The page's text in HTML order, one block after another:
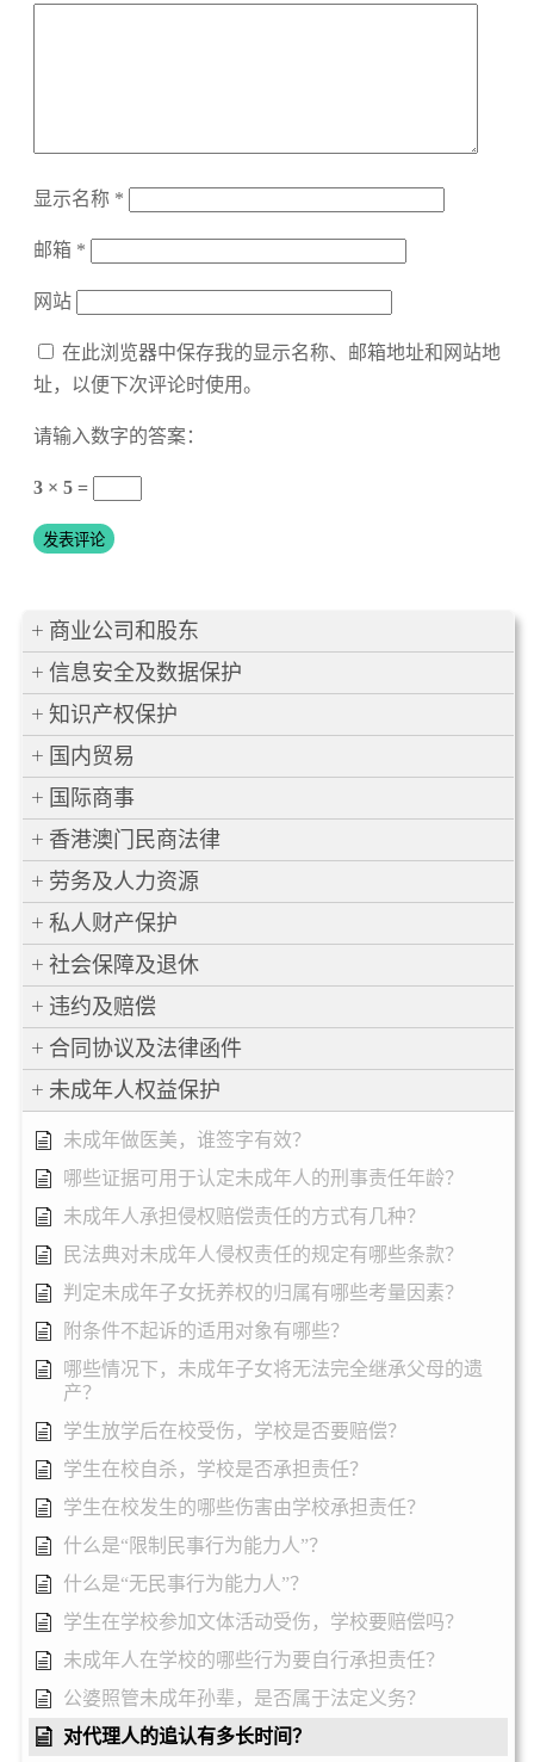
显示名称 *
邮箱 *
网站
在此浏览器中保存我的显示名称、邮箱地址和网站地
址，以便下次评论时使用。
请输入数字的答案：
3 × 5 =
商业公司和股东
信息安全及数据保护
知识产权保护
国内贸易
国际商事
香港澳门民商法律
劳务及人力资源
私人财产保护
社会保障及退休
违约及赔偿
合同协议及法律函件
未成年人权益保护
未成年做医美，谁签字有效？
哪些证据可用于认定未成年人的刑事责任年龄？
未成年人承担侵权赔偿责任的方式有几种？
民法典对未成年人侵权责任的规定有哪些条款？
判定未成年子女抚养权的归属有哪些考量因素？
附条件不起诉的适用对象有哪些？
哪些情况下，未成年子女将无法完全继承父母的遗
产？
学生放学后在校受伤，学校是否要赔偿？
学生在校自杀，学校是否承担责任？
学生在校发生的哪些伤害由学校承担责任？
什么是“限制民事行为能力人”？
什么是“无民事行为能力人”？
学生在学校参加文体活动受伤，学校要赔偿吗？
未成年人在学校的哪些行为要自行承担责任？
公婆照管未成年孙辈，是否属于法定义务？
对代理人的追认有多长时间？